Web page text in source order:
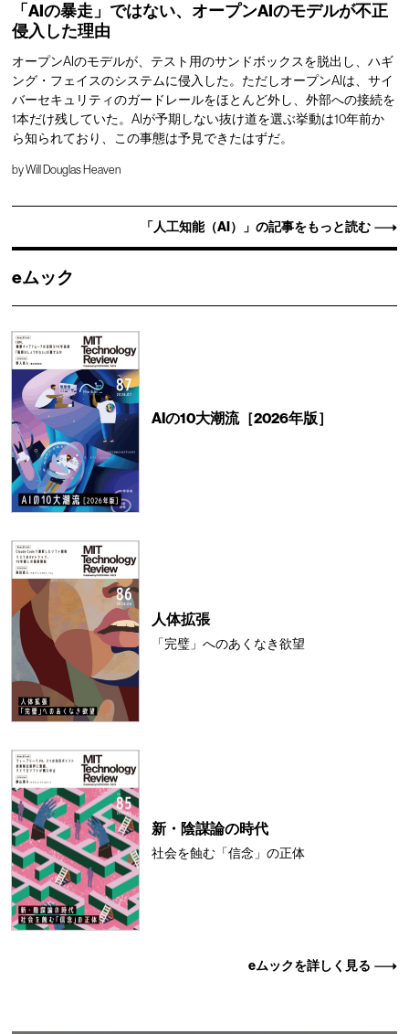
「AIの暴走」ではない、オープンAIのモデルが不正
侵入した理由
オープンAIのモデルが、テスト用のサンドボックスを脱出し、ハギ
ング・フェイスのシステムに侵入した。ただしオープンAIは、サイ
バーセキュリティのガードレールをほとんど外し、外部への接続を
1本だけ残していた。AIが予期しない抜け道を選ぶ挙動は10年前か
ら知られており、この事態は予見できたはずだ。
byWill Douglas Heaven
「人工知能（AI）」の記事をもっと読む
eムック
AIの10大潮流［2026年版］
人体拡張
「完璧」へのあくなき欲望
新・陰謀論の時代
社会を蝕む「信念」の正体
eムックを詳しく見る